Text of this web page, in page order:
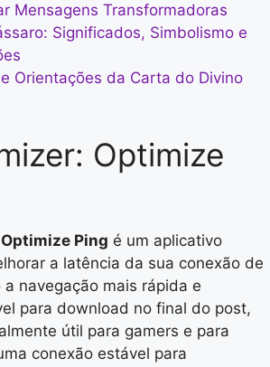
Mensagens Transformadoras
Significados, Simbolismo e
Orientações da Carta do Divino
Optimize
Ping é um aplicativo
a latência da sua conexão de
navegação mais rápida e
para download no final do post,
útil para gamers e para
conexão estável para